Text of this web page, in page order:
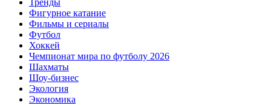
Фигурное катание
Фильмы и сериалы
Футбол
Хоккей
Чемпионат мира по футболу 2026
Шахматы
Шоу-бизнес
Экология
Экономика